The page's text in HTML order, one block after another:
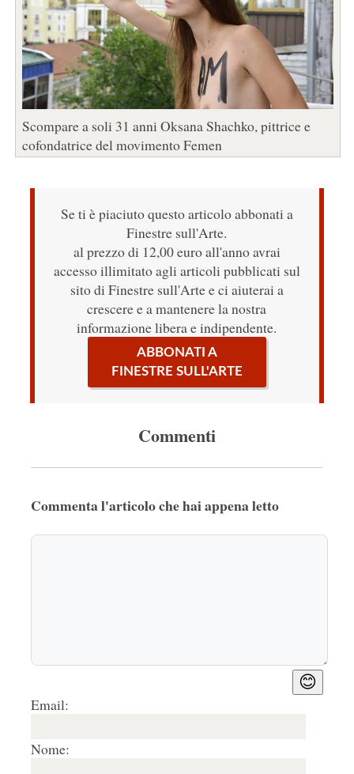
Scompare a soli 31 anni Oksana Shachko, pittrice e
cofondatrice del movimento Femen
Se ti è piaciuto questo articolo abbonati a
Finestre sull'Arte.
al prezzo di 12,00 euro all'anno avrai
accesso illimitato agli articoli pubblicati sul
sito di Finestre sull'Arte e ci aiuterai a
crescere e a mantenere la nostra
informazione libera e indipendente.
ABBONATI A
FINESTRE SULL'ARTE
Commenti
Commenta l'articolo che hai appena letto
😊
Email:
Nome: